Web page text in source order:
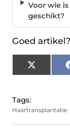
Voor wie
geschikt?
Goed
X
(Twitter)
Tags:
Haartransplantatie